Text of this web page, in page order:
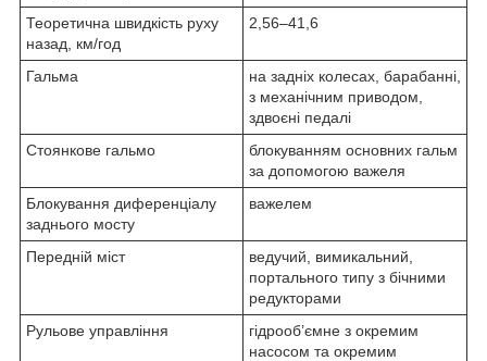
Теоретична швидкість руху
назад, км/год
2,56–41,6
Гальма
на задніх колесах, барабанні,
з механічним приводом,
здвоєні педалі
Стоянкове гальмо
блокуванням основних гальм
за допомогою важеля
Блокування диференціалу
заднього мосту
важелем
Передній міст
ведучий, вимикальний,
портального типу з бічними
редукторами
Рульове управління
гідрооб’ємне з окремим
насосом та окремим